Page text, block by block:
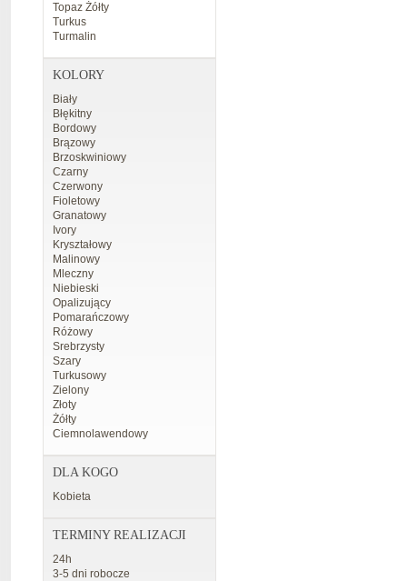
Topaz Żółty
Turkus
Turmalin
KOLORY
Biały
Błękitny
Bordowy
Brązowy
Brzoskwiniowy
Czarny
Czerwony
Fioletowy
Granatowy
Ivory
Kryształowy
Malinowy
Mleczny
Niebieski
Opalizujący
Pomarańczowy
Różowy
Srebrzysty
Szary
Turkusowy
Zielony
Złoty
Żółty
Ciemnolawendowy
DLA KOGO
Kobieta
TERMINY REALIZACJI
24h
3-5 dni robocze